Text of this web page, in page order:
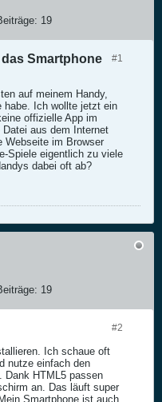
19
#1
Smartphone
auf meinem Handy,
habe. Ich wollte jetzt ein
offizielle App im
aus dem Internet
Webseite im Browser
Spiele eigentlich zu viele
dabei oft ab?
19
#2
Ich schaue oft
nutze einfach den
Dank HTML5 passen
an. Das läuft super
Smartphone ist auch